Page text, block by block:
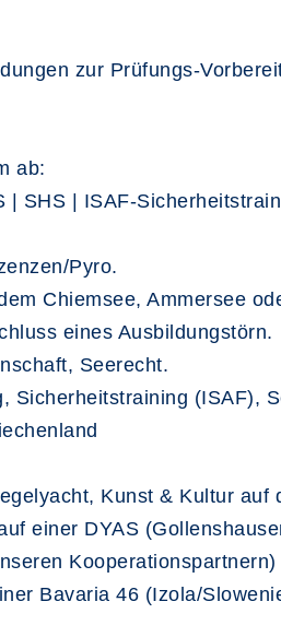
zur Prüfungs-
ab:
| SHS | ISAF-
Pyro.
Chiemsee, Ammersee
eines Ausbildungstörn.
Seerecht.
Sicherheitstraining (ISAF),
Kunst & Kultur auf
einer DYAS
Kooperationspartnern)
Bavaria 46 (Izola/